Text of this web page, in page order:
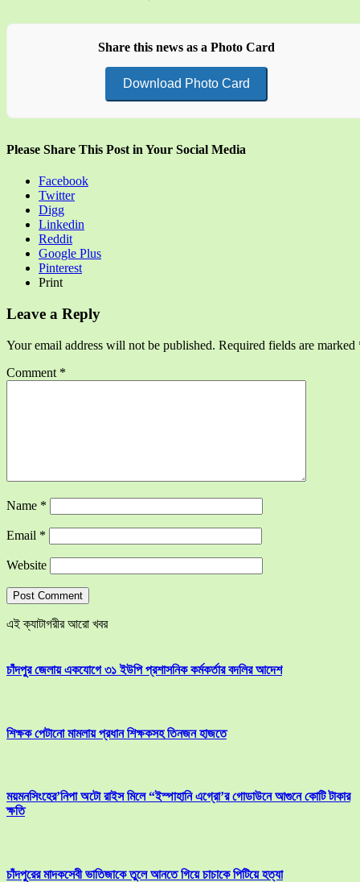
Share this news as a Photo Card
Download Photo Card
Please Share This Post in Your Social Media
Facebook
Twitter
Digg
Linkedin
Reddit
Google Plus
Pinterest
Print
Leave a Reply
Your email address will not be published. Required fields are marked
Comment *
Name *
Email *
Website
এই ক্যাটাগরীর আরো খবর
চাঁদপুর জেলায় একযোগে ৩১ ইউপি প্রশাসনিক কর্মকর্তার বদলির আদেশ
শিক্ষক পেটানো মামলায় প্রধান শিক্ষকসহ তিনজন হাজতে
ময়মনসিংহের’নিপা অটো রাইস মিলে “ইস্পাহানি এগ্রো’র গোডাউনে আগুনে কোটি টাকার
ক্ষতি
চাঁদপুরের মাদকসেবী ভাতিজাকে তুলে আনতে গিয়ে চাচাকে পিটিয়ে হত্যা